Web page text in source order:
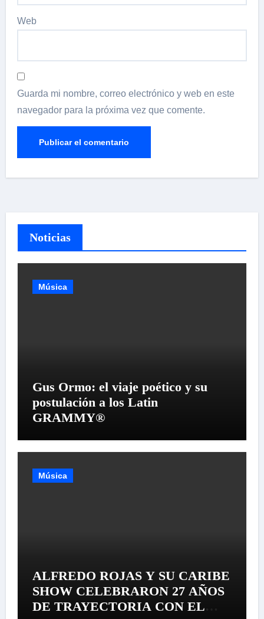
Web
Guarda mi nombre, correo electrónico y web en este
navegador para la próxima vez que comente.
Noticias
Música
Gus Ormo: el viaje poético y su
postulación a los Latin
GRAMMY®
Música
ALFREDO ROJAS Y SU CARIBE
SHOW CELEBRARON 27 AÑOS
DE TRAYECTORIA CON EL